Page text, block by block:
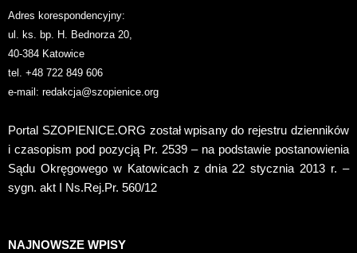
Adres korespondencyjny:
ul. ks. bp. H. Bednorza 20,
40-384 Katowice
tel. +48 722 849 606
e-mail: redakcja@szopienice.org
Portal SZOPIENICE.ORG został wpisany do rejestru dzienników
i czasopism pod pozycją Pr. 2539 – na podstawie postanowienia
Sądu Okręgowego w Katowicach z dnia 22 stycznia 2013 r. –
sygn. akt I Ns.Rej.Pr. 560/12
NAJNOWSZE WPISY